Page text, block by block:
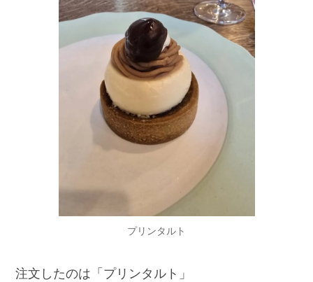
プリンタルト
注文したのは「プリンタルト」